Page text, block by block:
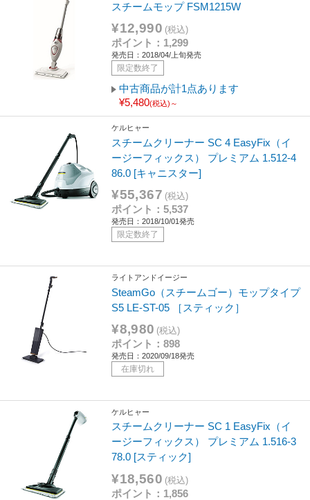
スチームモップ FSM1215W
¥12,990 (税込)
ポイント：1,299
発売日：2018/04/上旬発売
限定数終了
中古商品が計1点あります
¥5,480(税込)～
ケルヒャー
スチームクリーナー SC 4 EasyFix（イ
ージーフィックス） プレミアム 1.512-4
86.0 [キャニスター]
¥55,367 (税込)
ポイント：5,537
発売日：2018/10/01発売
限定数終了
ライトアンドイージー
SteamGo（スチームゴー）モップタイプ
S5 LE-ST-05 ［スティック］
¥8,980 (税込)
ポイント：898
発売日：2020/09/18発売
在庫切れ
ケルヒャー
スチームクリーナー SC 1 EasyFix（イ
ージーフィックス） プレミアム 1.516-3
78.0 [スティック]
¥18,560 (税込)
ポイント：1,856